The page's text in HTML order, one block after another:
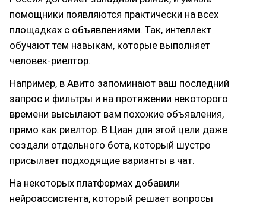
помощники появляются практически на всех
площадках с объявлениями. Так, интеллект
обучают тем навыкам, которые выполняет
человек-риелтор.
Например, в Авито запоминают ваш последний
запрос и фильтры и на протяжении некоторого
времени высылают вам похожие объявления,
прямо как риелтор. В Циан для этой цели даже
создали отдельного бота, который шустро
присылает подходящие варианты в чат.
На некоторых платформах добавили
нейроассистента, который решает вопросы